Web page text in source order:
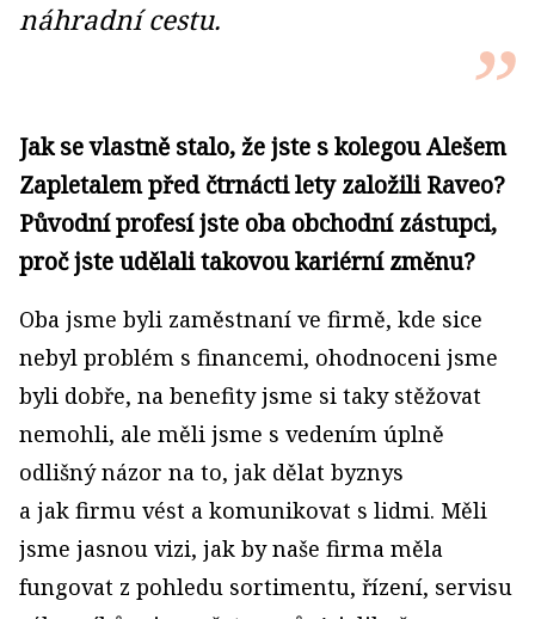
náhradní cestu.
Jak se vlastně stalo, že jste s kolegou Alešem
Zapletalem před čtrnácti lety založili Raveo?
Původní profesí jste oba obchodní zástupci,
proč jste udělali takovou kariérní změnu?
Oba jsme byli zaměstnaní ve firmě, kde sice
nebyl problém s financemi, ohodnoceni jsme
byli dobře, na benefity jsme si taky stěžovat
nemohli, ale měli jsme s vedením úplně
odlišný názor na to, jak dělat byznys
a jak firmu vést a komunikovat s lidmi. Měli
jsme jasnou vizi, jak by naše firma měla
fungovat z pohledu sortimentu, řízení, servisu